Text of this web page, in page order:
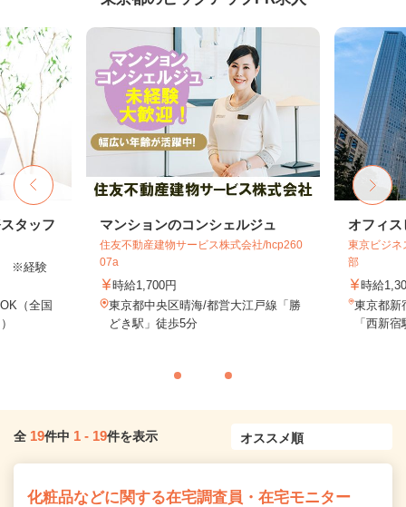
タッフ
※経験
（全国
マンションのコンシェルジュ
住友不動産建物サービス株式会社/hcp260
07a
時給1,700円
東京都中央区晴海/都営大江戸線「勝
どき駅」徒歩5分
オフィス
東京ビジ
部
時給
東京都新
「西新
全 19件中 1 - 19件を表示
化粧品などに関する在宅調査員・在宅モニター